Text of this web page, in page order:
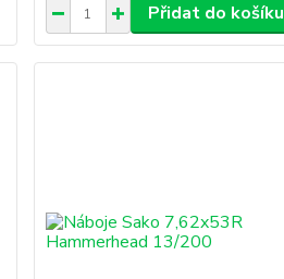
Přidat do košíku